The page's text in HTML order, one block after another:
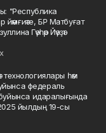
"Республика
йәмғиәте, БР Матбуғат
Гәүһәр Йәүҙәт
технологиялары һәм
федераль
идаралығында
2025 йылдың 19-сы